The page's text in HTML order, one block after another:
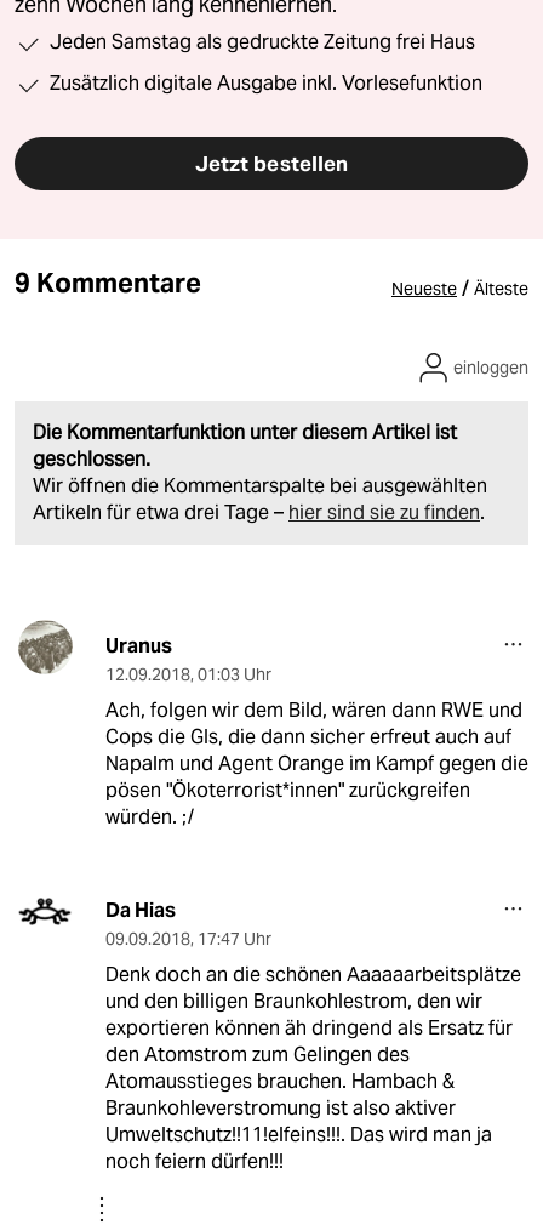
Jeden Samstag als gedruckte Zeitung frei Haus
Zusätzlich digitale Ausgabe inkl. Vorlesefunktion
Jetzt bestellen
9 Kommentare Neueste / Älteste
Die Kommentarfunktion unter diesem Artikel ist
geschlossen.
Wir öffnen die Kommentarspalte bei ausgewählten
Artikeln für etwa drei Tage – hier sind sie zu finden.
einloggen
Uranus
12.09.2018, 01:03 Uhr
Ach, folgen wir dem Bild, wären dann RWE und
Cops die GIs, die dann sicher erfreut auch auf
Napalm und Agent Orange im Kampf gegen die
pösen "Ökoterrorist*innen" zurückgreifen
würden. ;/
Da Hias
09.09.2018, 17:47 Uhr
Denk doch an die schönen Aaaaaarbeitsplätze
und den billigen Braunkohlestrom, den wir
exportieren können äh dringend als Ersatz für
den Atomstrom zum Gelingen des
Atomausstieges brauchen. Hambach &
Braunkohleverstromung ist also aktiver
Umweltschutz!!11!elfeins!!!. Das wird man ja
noch feiern dürfen!!!